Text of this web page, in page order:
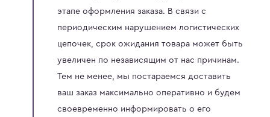
этапе оформления заказа. В связи с
периодическим нарушением логистических
цепочек, срок ожидания товара может быть
увеличен по независящим от нас причинам.
Тем не менее, мы постараемся доставить
ваш заказ максимально оперативно и будем
своевременно информировать о его